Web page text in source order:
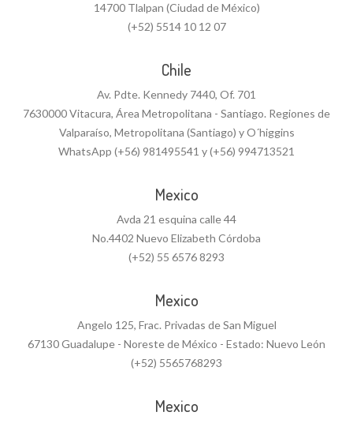
14700 Tlalpan (Ciudad de México)
(+52) 5514 10 12 07
Chile
Av. Pdte. Kennedy 7440, Of. 701
7630000 Vitacura, Área Metropolitana - Santiago. Regiones de
Valparaíso, Metropolitana (Santiago) y O´higgins
WhatsApp (+56) 981495541 y (+56) 994713521
Mexico
Avda 21 esquina calle 44
No.4402 Nuevo Elizabeth Córdoba
(+52) 55 6576 8293
Mexico
Angelo 125, Frac. Privadas de San Miguel
67130 Guadalupe - Noreste de México - Estado: Nuevo León
(+52) 5565768293
Mexico